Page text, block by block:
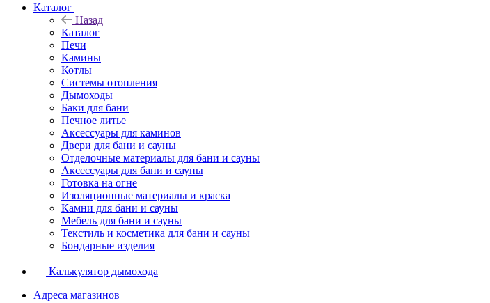
Каталог
Назад
Каталог
Печи
Камины
Котлы
Системы отопления
Дымоходы
Баки для бани
Печное литье
Аксессуары для каминов
Двери для бани и сауны
Отделочные материалы для бани и сауны
Аксессуары для бани и сауны
Готовка на огне
Изоляционные материалы и краска
Камни для бани и сауны
Мебель для бани и сауны
Текстиль и косметика для бани и сауны
Бондарные изделия
Калькулятор дымохода
Адреса магазинов